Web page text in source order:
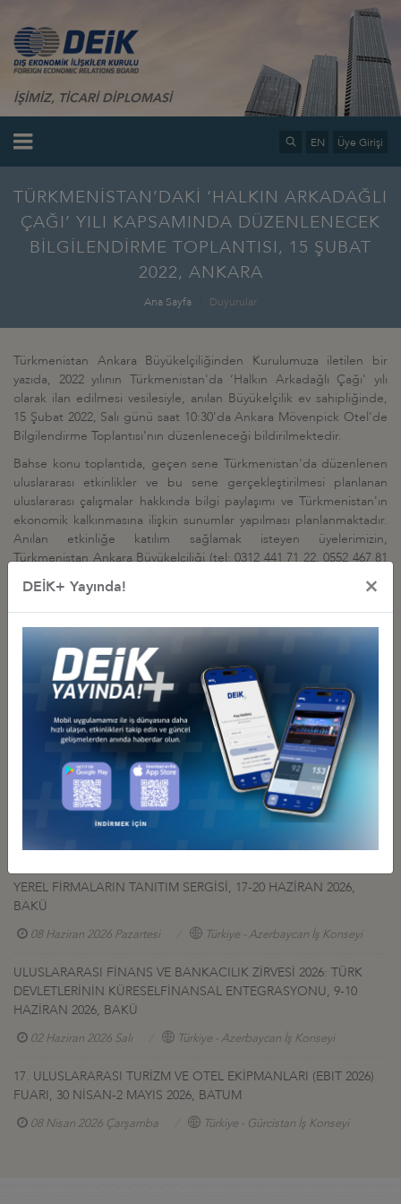
İŞİMİZ, TİCARİ DİPLOMASİ
EN Üye Girişi
TÜRKMENİSTAN’DAKİ ‘HALKIN ARKADAĞLI
ÇAĞI’ YILI KAPSAMINDA DÜZENLENECEK
BİLGİLENDİRME TOPLANTISI, 15 ŞUBAT
2022, ANKARA
Ana Sayfa Duyurular
Türkmenistan Ankara Büyükelçiliğinden Kurulumuza iletilen bir
yazıda, 2022 yılının Türkmenistan'da ‘Halkın Arkadağlı Çağı' yılı
olarak ilan edilmesi vesilesiyle, anılan Büyükelçilik ev sahipliğinde,
15 Şubat 2022, Salı günü saat 10:30'da Ankara Mövenpick Otel'de
Bilgilendirme Toplantısı'nın düzenleneceği bildirilmektedir.
Bahse konu toplantıda, geçen sene Türkmenistan'da düzenlenen
uluslararası etkinlikler ve bu sene gerçekleştirilmesi planlanan
uluslararası çalışmalar hakkında bilgi paylaşımı ve Türkmenistan'ın
ekonomik kalkınmasına ilişkin sunumlar yapılması planlanmaktadır.
Anılan etkinliğe katılım sağlamak isteyen üyelerimizin,
Türkmenistan Ankara Büyükelçiliği (tel: 0312 441 71 22, 0552 467 81
88, e-mail:
önemle rica olunur.
Diğer Duyurular
GÜRCİSTAN YATIRIM PROJELERİ HK.
27 Temmuz 2026 Pazartesi Türkiye - Gürcistan İş Konseyi
AFGANİSTAN TALK MADEN SAHASI GELİŞTİRME İHALESİ HK
27 Temmuz 2026 Pazartesi Türkiye - Afganistan İş Konseyi
YEREL FİRMALARIN TANITIM SERGİSİ, 17-20 HAZİRAN 2026,
BAKÜ
08 Haziran 2026 Pazartesi Türkiye - Azerbaycan İş Konseyi
ULUSLARARASI FİNANS VE BANKACILIK ZİRVESİ 2026: TÜRK
DEVLETLERİNİN KÜRESELFİNANSAL ENTEGRASYONU, 9-10
HAZİRAN 2026, BAKÜ
02 Haziran 2026 Salı Türkiye - Azerbaycan İş Konseyi
17. ULUSLARARASI TURİZM VE OTEL EKİPMANLARI (EBIT 2026)
FUARI, 30 NİSAN-2 MAYIS 2026, BATUM
08 Nisan 2026 Çarşamba Türkiye - Gürcistan İş Konseyi
DEİK+ Yayında! ×